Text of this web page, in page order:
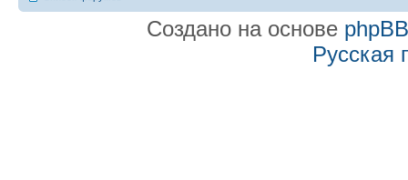
Создано на основе phpBB
Русская